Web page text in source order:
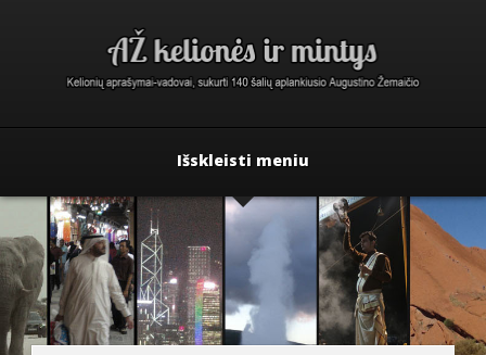
Išskleisti meniu